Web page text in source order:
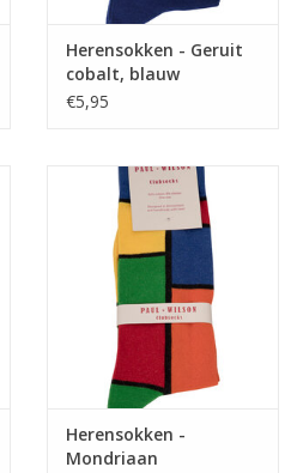
Herensokken - Geruit
cobalt, blauw
€5,95
Herensokken -
Mondriaan